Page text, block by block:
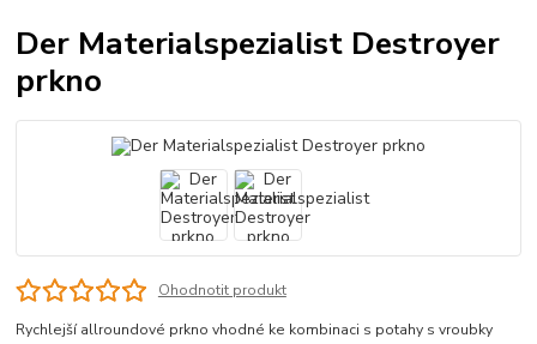
Der Materialspezialist Destroyer
prkno
Ohodnotit produkt
Rychlejší allroundové prkno vhodné ke kombinaci s potahy s vroubky